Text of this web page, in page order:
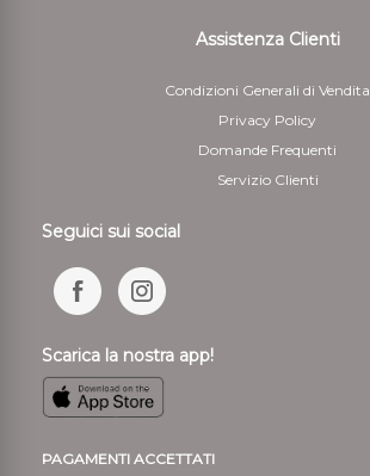
Assistenza Clienti
Condizioni Generali di Vendita
Privacy Policy
Domande Frequenti
Servizio Clienti
Seguici sui social
Scarica la nostra app!
PAGAMENTI ACCETTATI